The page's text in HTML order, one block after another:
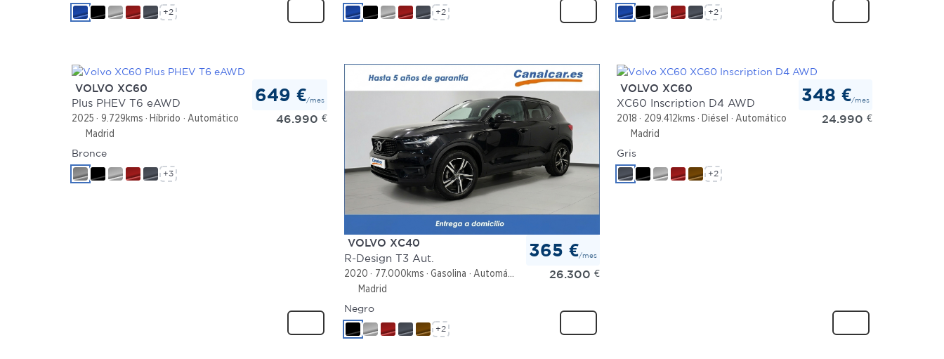
+2 +2 +2
VOLVO XC60
Plus PHEV T6 eAWD
2025 9.729kms Híbrido
Automático
Madrid
649 €/mes
46.990 €
Bronce
+3
VOLVO XC40
R-Design T3 Aut.
2020 77.000kms Gasolina
Automático
Madrid
365 €/mes
26.300 €
Negro
+2
VOLVO XC60
XC60 Inscription D4 AWD
2018 209.412kms Diésel
Automático
Madrid
348 €/mes
24.990 €
Gris
+2